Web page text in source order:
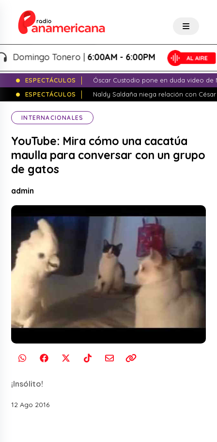
Tonero |6:00AM - 6:00PM
ESPECTÁCULOS
Óscar Custodio pone en duda video de
ESPECTÁCULOS
Naldy Saldaña niega relación con
INTERNACIONALES
YouTube: Mira cómo una cacatúa
maulla para conversar con un grupo
de gatos
admin
¡Insólito!
12 Ago 2016